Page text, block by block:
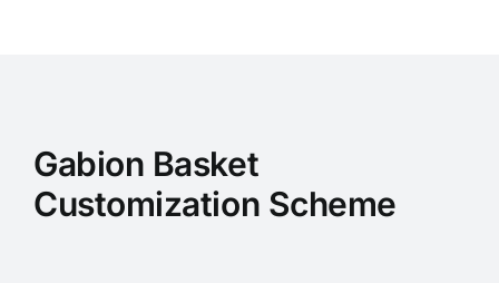
Gabion Basket
Customization Scheme